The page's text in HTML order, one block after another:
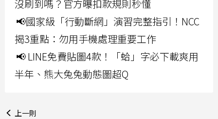
沒刷到嗎？官方曝扣款規則秒懂
📢國家級「行動斷網」演習完整指引！NCC
揭3重點：勿用手機處理重要工作
📢 LINE免費貼圖4款！「蛤」字必下載爽用
半年、熊大兔兔動態圖超Q
上一則